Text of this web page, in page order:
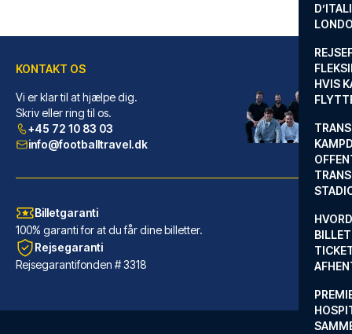
HVIS
Líbere Pamplona Yamaguchi
Med et ophold ved Líbere Pampl...
KONTAKT OS
Vi er klar til at hjælpe dig.
Skriv eller ring til os.
+45 72 10 83 03
info@footballtravel.dk
Billetgaranti
100% garanti for at du får dine billetter.
Rejsegaranti
Rejsegarantifonden # 3318